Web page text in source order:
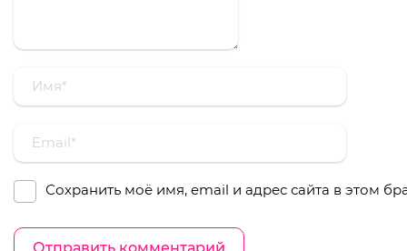
Сохранить моё имя, email и адрес сайта в этом